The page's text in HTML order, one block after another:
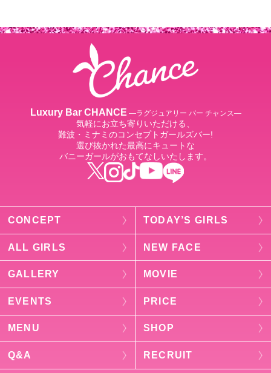
Luxury Bar CHANCE ―ラグジュアリー バー チャンス―
気軽にお立ち寄りいただける、
難波・ミナミのコンセプトガールズバー!
選び抜かれた最高にキュートな
バニーガールがおもてなしいたします。
CONCEPT TODAY’S GIRLS
ALL GIRLS NEW FACE
GALLERY MOVIE
EVENTS PRICE
MENU SHOP
Q&A RECRUIT